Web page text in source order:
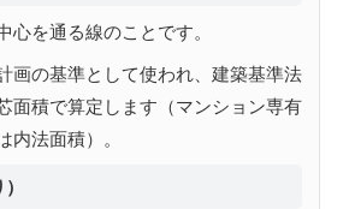
心を通る線のことです。
画の基準として使われ、建築基準法
面積で算定します（マンション専有
内法面積）。